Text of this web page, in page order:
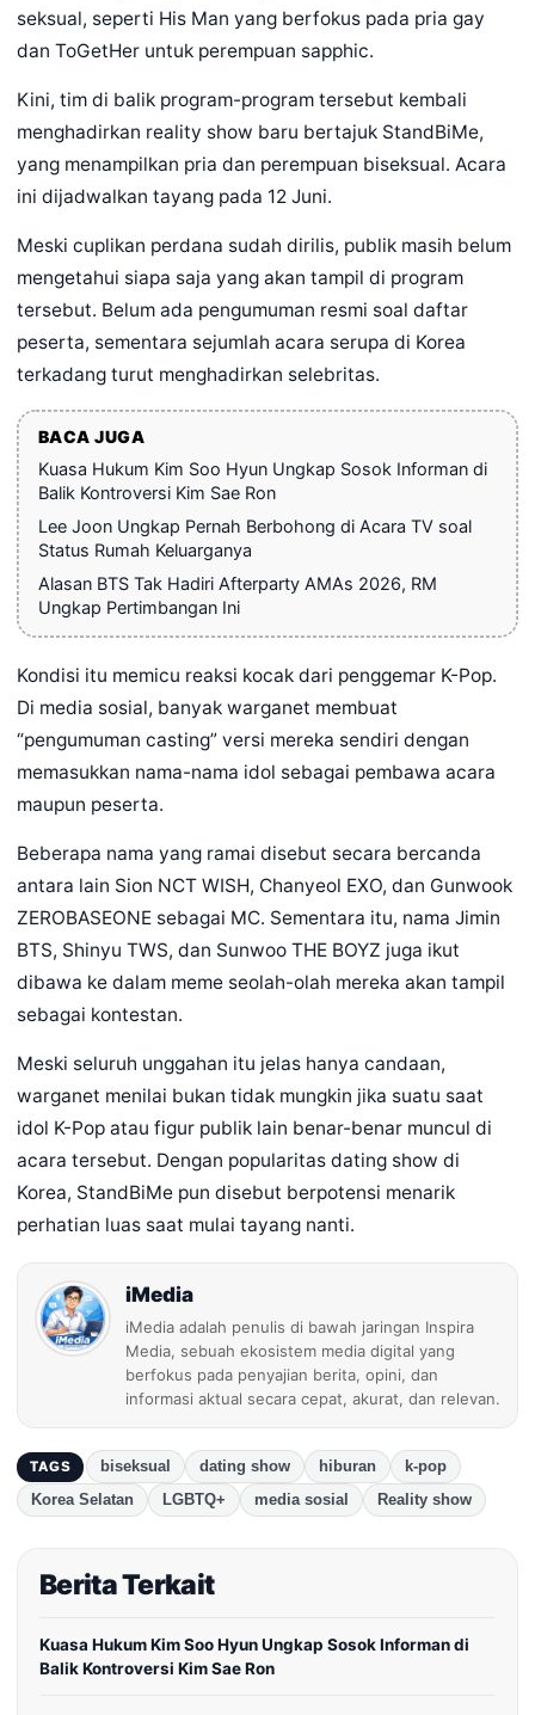
seksual, seperti His Man yang berfokus pada pria gay
dan ToGetHer untuk perempuan sapphic.
Kini, tim di balik program-program tersebut kembali
menghadirkan reality show baru bertajuk StandBiMe,
yang menampilkan pria dan perempuan biseksual. Acara
ini dijadwalkan tayang pada 12 Juni.
Meski cuplikan perdana sudah dirilis, publik masih belum
mengetahui siapa saja yang akan tampil di program
tersebut. Belum ada pengumuman resmi soal daftar
peserta, sementara sejumlah acara serupa di Korea
terkadang turut menghadirkan selebritas.
BACA JUGA
Kuasa Hukum Kim Soo Hyun Ungkap Sosok Informan di
Balik Kontroversi Kim Sae Ron
Lee Joon Ungkap Pernah Berbohong di Acara TV soal
Status Rumah Keluarganya
Alasan BTS Tak Hadiri Afterparty AMAs 2026, RM
Ungkap Pertimbangan Ini
Kondisi itu memicu reaksi kocak dari penggemar K-Pop.
Di media sosial, banyak warganet membuat
“pengumuman casting” versi mereka sendiri dengan
memasukkan nama-nama idol sebagai pembawa acara
maupun peserta.
Beberapa nama yang ramai disebut secara bercanda
antara lain Sion NCT WISH, Chanyeol EXO, dan Gunwook
ZEROBASEONE sebagai MC. Sementara itu, nama Jimin
BTS, Shinyu TWS, dan Sunwoo THE BOYZ juga ikut
dibawa ke dalam meme seolah-olah mereka akan tampil
sebagai kontestan.
Meski seluruh unggahan itu jelas hanya candaan,
warganet menilai bukan tidak mungkin jika suatu saat
idol K-Pop atau figur publik lain benar-benar muncul di
acara tersebut. Dengan popularitas dating show di
Korea, StandBiMe pun disebut berpotensi menarik
perhatian luas saat mulai tayang nanti.
iMedia
iMedia adalah penulis di bawah jaringan Inspira
Media, sebuah ekosistem media digital yang
berfokus pada penyajian berita, opini, dan
informasi aktual secara cepat, akurat, dan relevan.
TAGS biseksual dating show hiburan
k-pop
Korea Selatan
LGBTQ+ media sosial Reality show
Berita Terkait
Kuasa Hukum Kim Soo Hyun Ungkap Sosok Informan di
Balik Kontroversi Kim Sae Ron